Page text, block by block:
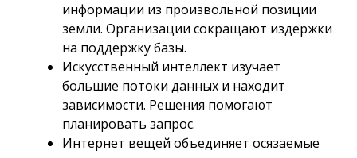
информации из произвольной позиции
земли. Организации сокращают издержки
на поддержку базы.
Искусственный интеллект изучает
большие потоки данных и находит
зависимости. Решения помогают
планировать запрос.
Интернет вещей объединяет осязаемые